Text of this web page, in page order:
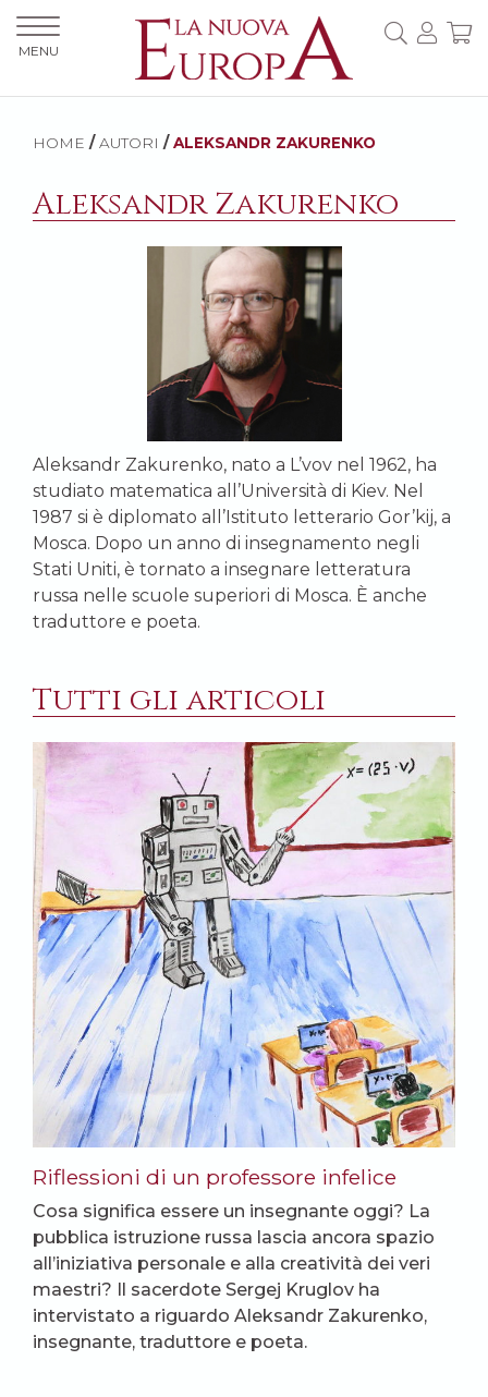
HOME / AUTORI / ALEKSANDR ZAKURENKO
Aleksandr Zakurenko
Aleksandr Zakurenko, nato a L’vov nel 1962, ha
studiato matematica all’Università di Kiev. Nel
1987 si è diplomato all’Istituto letterario Gor’kij, a
Mosca. Dopo un anno di insegnamento negli
Stati Uniti, è tornato a insegnare letteratura
russa nelle scuole superiori di Mosca. È anche
traduttore e poeta.
Tutti gli articoli
Riflessioni di un professore infelice
Cosa significa essere un insegnante oggi? La
pubblica istruzione russa lascia ancora spazio
all’iniziativa personale e alla creatività dei veri
maestri? Il sacerdote Sergej Kruglov ha
intervistato a riguardo Aleksandr Zakurenko,
insegnante, traduttore e poeta.
MENU